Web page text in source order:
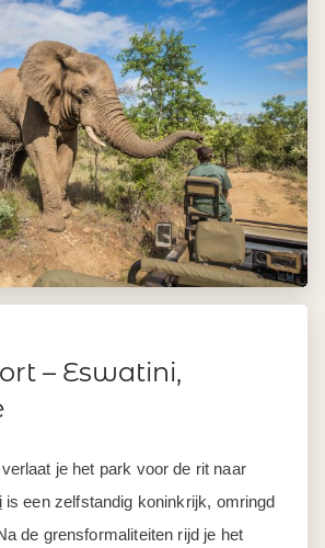
– Eswatini,
je het park voor de rit naar
is een zelfstandig koninkrijk, omringd
de grensformaliteiten rijd je het